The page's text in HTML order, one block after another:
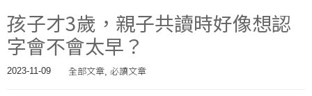
孩子才3歲，親子共讀時好像想認
字會不會太早？
2023-11-09 全部文章, 必讀文章